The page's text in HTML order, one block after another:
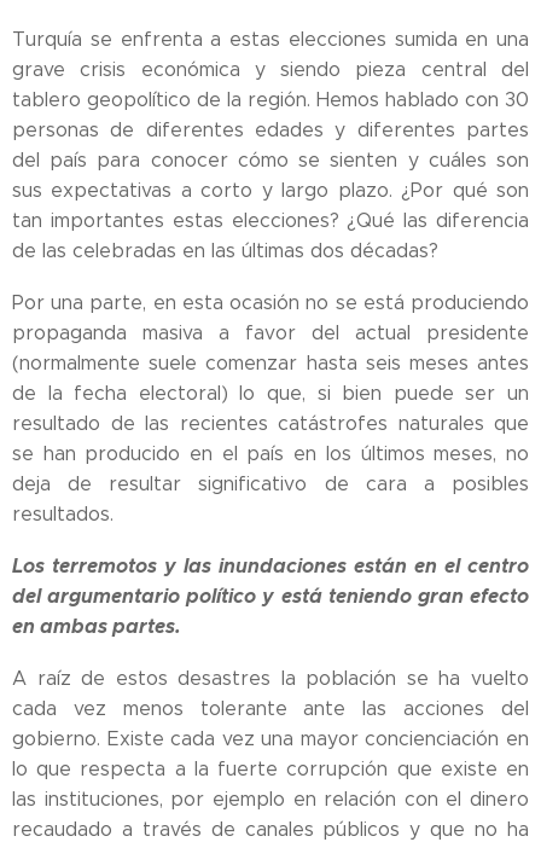
Turquía se enfrenta a estas elecciones sumida en una
grave crisis económica y siendo pieza central del
tablero geopolítico de la región. Hemos hablado con 30
personas de diferentes edades y diferentes partes
del país para conocer cómo se sienten y cuáles son
sus expectativas a corto y largo plazo. ¿Por qué son
tan importantes estas elecciones? ¿Qué las diferencia
de las celebradas en las últimas dos décadas?
Por una parte, en esta ocasión no se está produciendo
propaganda masiva a favor del actual presidente
(normalmente suele comenzar hasta seis meses antes
de la fecha electoral) lo que, si bien puede ser un
resultado de las recientes catástrofes naturales que
se han producido en el país en los últimos meses, no
deja de resultar significativo de cara a posibles
resultados.
Los terremotos y las inundaciones están en el centro
del argumentario político y está teniendo gran efecto
en ambas partes.
A raíz de estos desastres la población se ha vuelto
cada vez menos tolerante ante las acciones del
gobierno. Existe cada vez una mayor concienciación en
lo que respecta a la fuerte corrupción que existe en
las instituciones, por ejemplo en relación con el dinero
recaudado a través de canales públicos y que no ha